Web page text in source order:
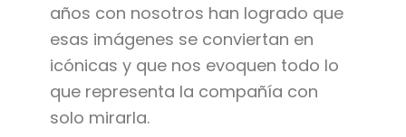
años con nosotros han logrado que
esas imágenes se conviertan en
icónicas y que nos evoquen todo lo
que representa la compañía con
solo mirarla.